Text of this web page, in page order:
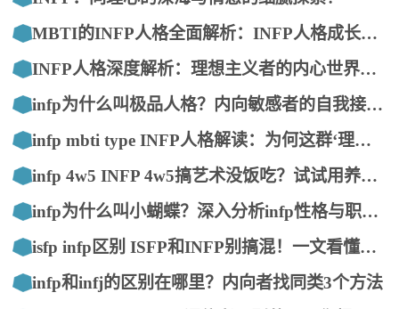
MBTI的INFP人格全面解析：INFP人格成长指南
INFP人格深度解析：理想主义者的内心世界与优缺点
infp为什么叫极品人格？内向敏感者的自我接纳指南
infp mbti type INFP人格解读：为何这群‘理想主义者’内心如此丰富？
infp 4w5 INFP 4w5搞艺术没饭吃？试试用养龙虾的思维养活自己
infp为什么叫小蝴蝶？深入分析infp性格与职场困境
isfp infp区别 ISFP和INFP别搞混！一文看懂两者的核心区别
infp和infj的区别在哪里？内向者找同类3个方法